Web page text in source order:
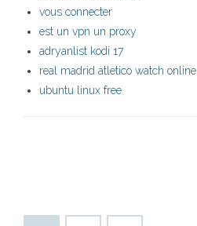
vous connecter
est un vpn un proxy
adryanlist kodi 17
real madrid atletico watch online
ubuntu linux free